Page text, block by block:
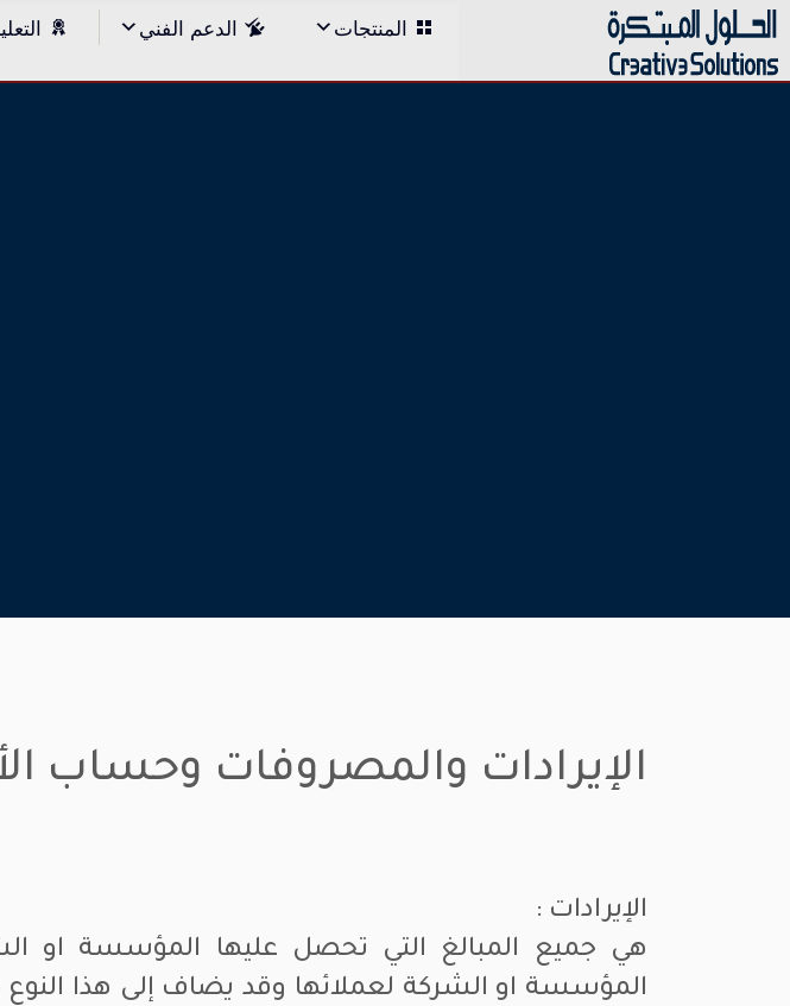
Skip
to
المنتجات الدعم الفني
الإيرادات والمصروفات وحساب
الإيرادات :
هي جميع المبالغ التي تحصل عليها المؤسسة او
المؤسسة او الشركة لعملائها وقد يضاف إلى هذا النوع